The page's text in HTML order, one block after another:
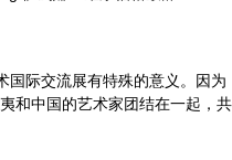
际交流展有特殊的意义。因为
和中国的艺术家团结在一起，共